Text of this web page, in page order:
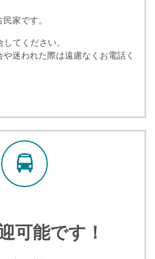
家です。
てください。
迷われた際は遠慮なくお電話く
可能です！